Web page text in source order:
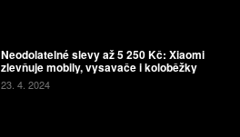
Neodolatelné slevy až 5 250 Kč: Xiaomi
zlevňuje mobily, vysavače i koloběžky
23. 4. 2024